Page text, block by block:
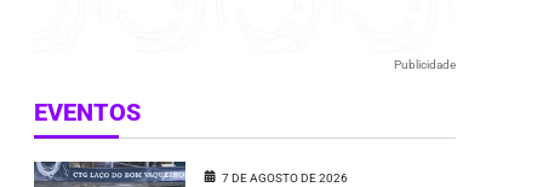
Publicidade
EVENTOS
7 DE AGOSTO DE 2026